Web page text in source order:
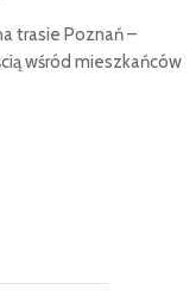
trasie Poznań –
wśród mieszkańców